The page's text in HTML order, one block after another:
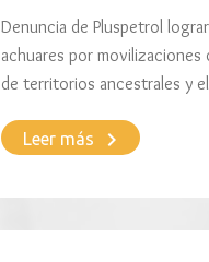
Denuncia de Pluspetrol
achuares por
de territorios ancestrales y
Leer más keyboard_arrow_right